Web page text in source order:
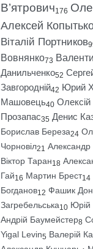
В’ятрович176
Алексей
Віталій Портников
Вовнянко73
Данильченко52
Завгородній42 Юрий
Машовець40
Прозапас35 Денис
Борислав Береза24
Чорновіл21 Александр
Віктор Таран18
Гай16 Мартин Брест14
Богданов12 Фашик
Загребельська10 Юрій
Андрій Баумейстер8
Yigal Levin5 Валерій